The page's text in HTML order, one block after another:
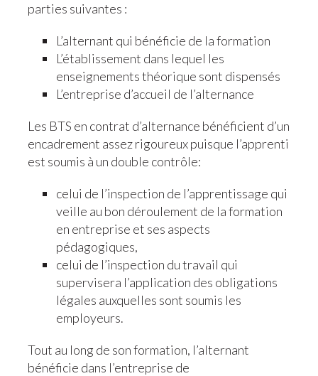
parties suivantes :
L’alternant qui bénéficie de la formation
L’établissement dans lequel les
enseignements théorique sont dispensés
L’entreprise d’accueil de l’alternance
Les BTS en contrat d’alternance bénéficient d’un
encadrement assez rigoureux puisque l’apprenti
est soumis à un double contrôle:
celui de l’inspection de l’apprentissage qui
veille au bon déroulement de la formation
en entreprise et ses aspects
pédagogiques,
celui de l’inspection du travail qui
supervisera l’application des obligations
légales auxquelles sont soumis les
employeurs.
Tout au long de son formation, l’alternant
bénéficie dans l’entreprise de